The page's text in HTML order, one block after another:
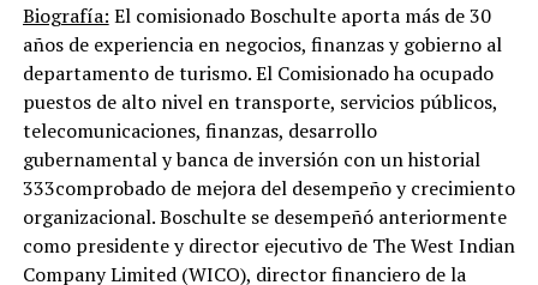
Biografía: El comisionado Boschulte aporta más de 30
años de experiencia en negocios, finanzas y gobierno al
departamento de turismo. El Comisionado ha ocupado
puestos de alto nivel en transporte, servicios públicos,
telecomunicaciones, finanzas, desarrollo
gubernamental y banca de inversión con un historial
333comprobado de mejora del desempeño y crecimiento
organizacional. Boschulte se desempeñó anteriormente
como presidente y director ejecutivo de The West Indian
Company Limited (WICO), director financiero de la